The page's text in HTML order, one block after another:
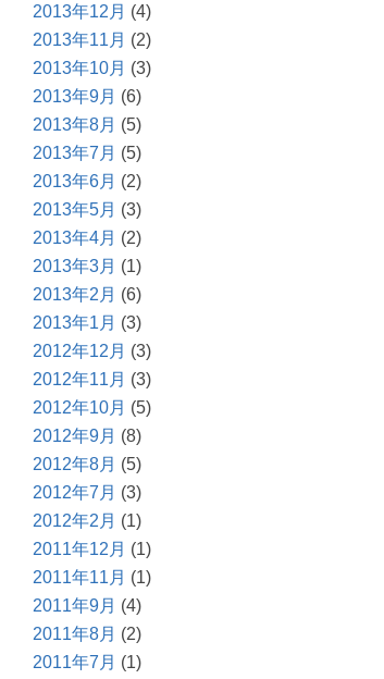
2013年12月 (4)
2013年11月 (2)
2013年10月 (3)
2013年9月 (6)
2013年8月 (5)
2013年7月 (5)
2013年6月 (2)
2013年5月 (3)
2013年4月 (2)
2013年3月 (1)
2013年2月 (6)
2013年1月 (3)
2012年12月 (3)
2012年11月 (3)
2012年10月 (5)
2012年9月 (8)
2012年8月 (5)
2012年7月 (3)
2012年2月 (1)
2011年12月 (1)
2011年11月 (1)
2011年9月 (4)
2011年8月 (2)
2011年7月 (1)